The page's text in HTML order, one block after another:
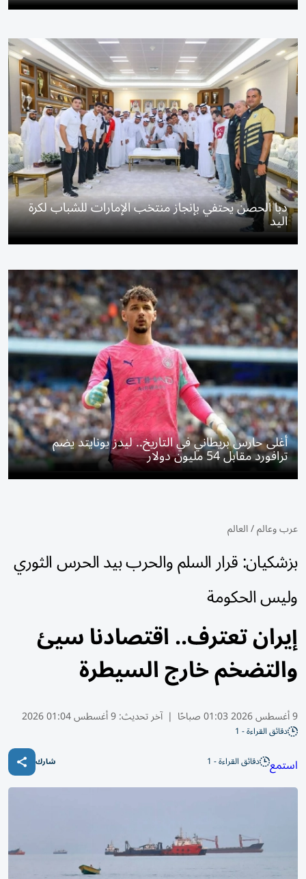
دبا الحصن يحتفي بإنجاز منتخب الإمارات للشباب لكرة
اليد
أغلى حارس بريطاني في التاريخ.. ليدز يونايتد يضم
ترافورد مقابل 54 مليون دولار
عرب وعالم/العالم
بزشكيان: قرار السلم والحرب بيد الحرس الثوري
وليس الحكومة
إيران تعترف.. اقتصادنا سيئ
والتضخم خارج السيطرة
9 أغسطس 2026 01:03 صباحًا | آخر تحديث:9 أغسطس 01:04 2026
دقائق القراءة - 1
استمع دقائق القراءة - 1 شارك